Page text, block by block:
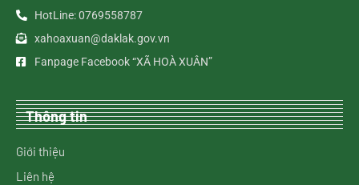
HotLine: 0769558787
xahoaxuan@daklak.gov.vn
Fanpage Facebook “XÃ HOÀ XUÂN”
Thông tin
Giới thiệu
Liên hệ